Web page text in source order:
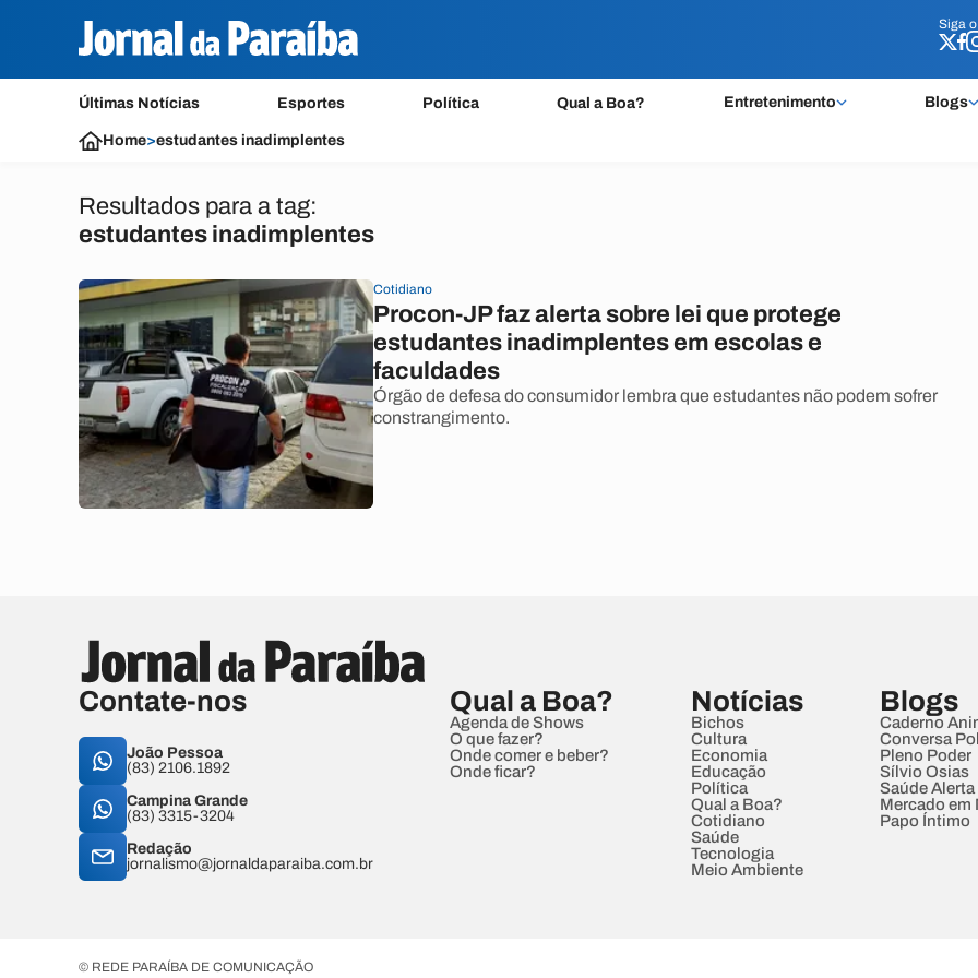
Siga o
Últimas Notícias Esportes Política Qual a Boa? Entretenimento Blogs
Siga o
Home>estudantes inadimplentes
Resultados para a tag:
estudantes inadimplentes
Cotidiano
Procon-JP faz alerta sobre lei que protege
estudantes inadimplentes em escolas e
faculdades
Órgão de defesa do consumidor lembra que estudantes não podem sofrer
constrangimento.
Contate-nos
João Pessoa
(83) 2106.1892
Campina Grande
(83) 3315-3204
Redação
jornalismo@jornaldaparaiba.com.br
Qual a Boa?
Agenda de Shows
O que fazer?
Onde comer e beber?
Onde ficar?
Notícias
Bichos
Cultura
Economia
Educação
Política
Qual a Boa?
Cotidiano
Saúde
Tecnologia
Meio Ambiente
Blogs
Caderno
Conversa
Pleno Poder
Sílvio Osias
Saúde Alerta
Mercado em
Papo Íntimo
© REDE PARAÍBA DE COMUNICAÇÃO